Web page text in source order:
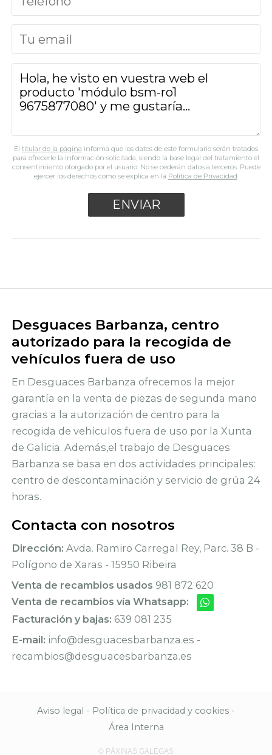
El titular de la página informa que los datos de este formulario serán tratados
para ofrecerle la información solicitada, siendo la base legal del tratamiento el
consentimiento otorgado por el usuario. No se cederán datos a terceros. Puede
ejercer los derechos como se explica en la Política de Privacidad.
Desguaces Barbanza, centro
autorizado para la recogida de
vehículos fuera de uso
En Desguaces Barbanza ofrecemos la mejor
garantía en la venta de piezas de segunda mano
gracias a la autorización de centro para la
recogida de vehículos fuera de uso por la Xunta
de Galicia. Además,el trabajo de Desguaces
Barbanza se basa en dos actividades principales:
centro de descontaminación y servicio de grúa 24
horas.
Contacta con nosotros
Dirección: Avda. Ramiro Carregal Rey, Parc. 38 B -
Polígono de Xaras - 15950 Ribeira
Venta de recambios usados 981 872 620
Venta de recambios vía Whatsapp:
Facturación y bajas: 639 081 235
E-mail: info@desguacesbarbanza.es -
recambios@desguacesbarbanza.es
Aviso legal - Política de privacidad y cookies -
Área Interna
© PÁXINAS GALEGAS